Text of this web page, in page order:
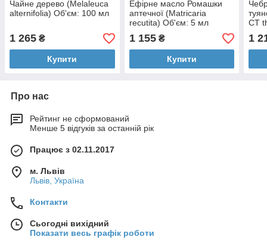
Чайне дерево (Melaleuca
alternifolia) Об'єм: 100 мл
1 265 ₴
Купити
Ефірне масло Ромашки
аптечної (Matricaria
recutita) Об'єм: 5 мл
1 155₴
Купити
CT
мл
1
Про нас
Рейтинг не сформований
Менше 5 відгуків за останній рік
Працює з 02.11.2017
м. Львів
Львів, Україна
Контакти
Сьогодні вихідний
Показати весь графік роботи